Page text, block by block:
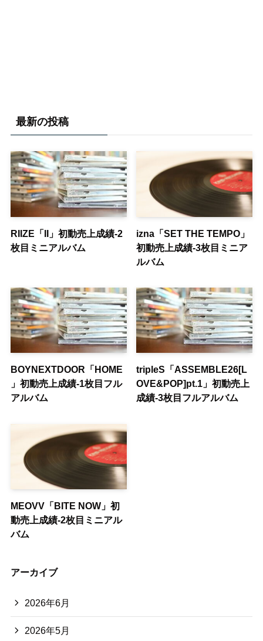
最新の投稿
RIIZE「II」初動売上成績-2
枚目ミニアルバム
izna「SET THE TEMPO」
初動売上成績-3枚目ミニア
ルバム
BOYNEXTDOOR「HOME
」初動売上成績-1枚目フル
アルバム
tripleS「ASSEMBLE26[L
OVE&POP]pt.1」初動売上
成績-3枚目フルアルバム
MEOVV「BITE NOW」初
動売上成績-2枚目ミニアル
バム
アーカイブ
2026年6月
2026年5月